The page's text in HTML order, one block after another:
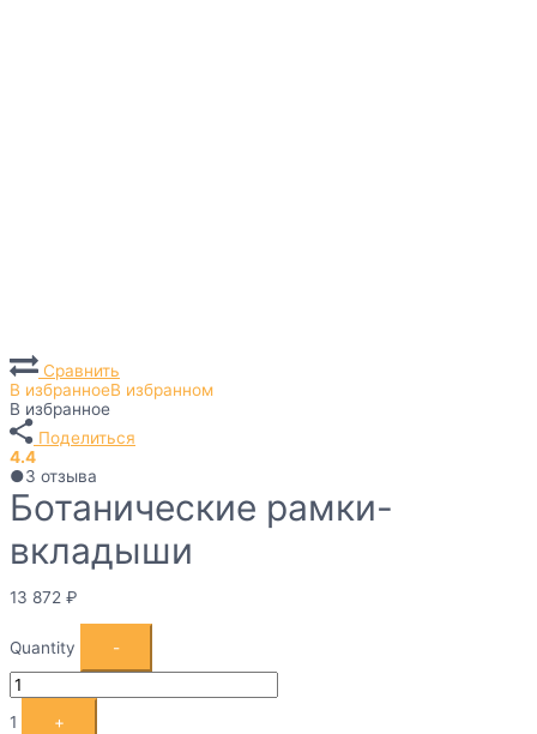
Сравнить
В избранноеВ избранном
В избранное
Поделиться
4.4
●3 отзыва
Ботанические рамки-
вкладыши
13 872 ₽
Quantity -
1 +